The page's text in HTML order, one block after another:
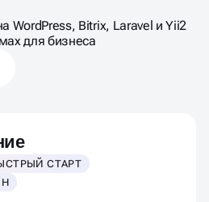
WordPress, Bitrix, Laravel и Yii2
для бизнеса
СТАРТ